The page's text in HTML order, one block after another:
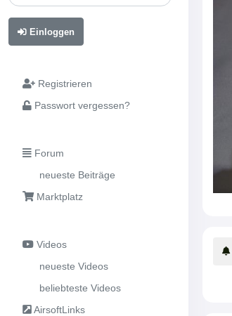
Einloggen
Registrieren
Passwort vergessen?
Forum
neueste Beiträge
Marktplatz
Videos
neueste Videos
beliebteste Videos
AirsoftLinks